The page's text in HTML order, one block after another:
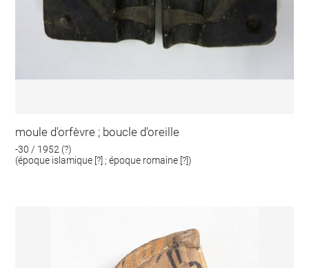
moule d'orfèvre ; boucle d'oreille
-30 / 1952 (?)
(époque islamique [?] ; époque romaine [?])